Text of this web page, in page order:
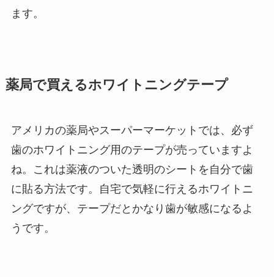
ます。
薬局で買えるホワイトニングテープ
アメリカの薬局やスーパーマーケットでは、必ず
歯のホワイトニング用のテープが売っていますよ
ね。これは薬液のついた透明のシートを自分で歯
に貼る方法です。自宅で気軽に行えるホワイトニ
ングですが、テープだとかなり歯が敏感になるよ
うです。